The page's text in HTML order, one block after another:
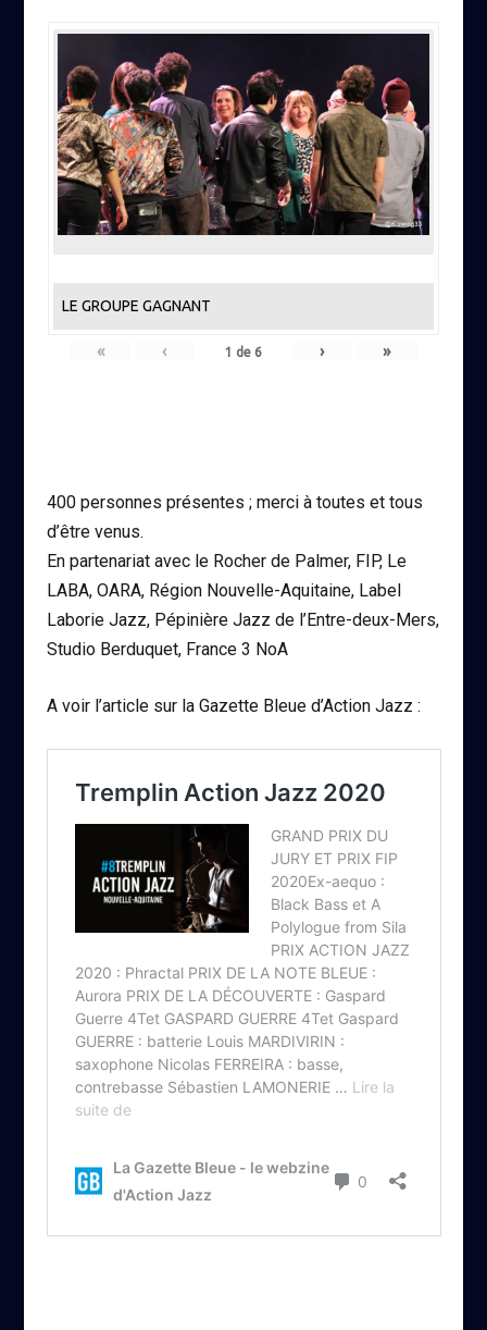
LE GROUPE GAGNANT
« ‹ 1 de 6 › »
400 personnes présentes ; merci à toutes et tous
d’être venus.
En partenariat avec le Rocher de Palmer, FIP, Le
LABA, OARA, Région Nouvelle-Aquitaine, Label
Laborie Jazz, Pépinière Jazz de l’Entre-deux-Mers,
Studio Berduquet, France 3 NoA
A voir l’article sur la Gazette Bleue d’Action Jazz :